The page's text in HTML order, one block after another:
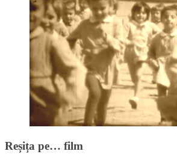
Reșița pe… film